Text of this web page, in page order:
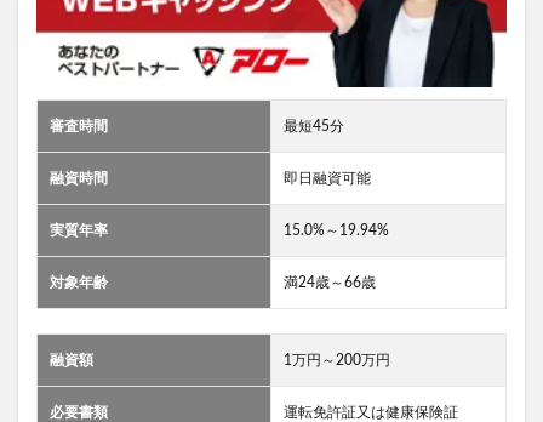
審査時間 最短45分
融資時間 即日融資可能
実質年率 15.0%～19.94%
対象年齢 満24歳～66歳
融資額 1万円～200万円
必要書類 運転免許証又は健康保険証